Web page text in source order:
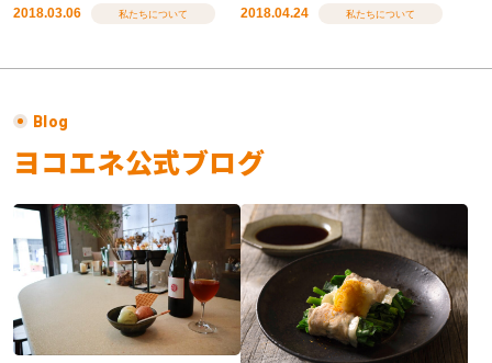
2018.03.06 私たちについて 2018.04.24 私たちについて
Blog
ヨコエネ公式ブログ